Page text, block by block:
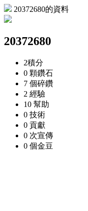
20372680的資料
20372680
2積分
0 顆鑽石
7 個碎鑽
2 經驗
10 幫助
0 技術
0 貢獻
0 次宣傳
0 個金豆